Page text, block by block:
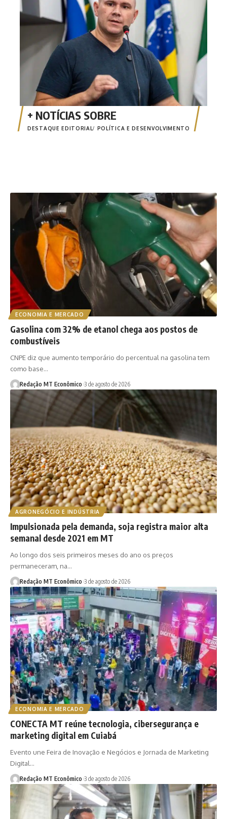
DESTAQUE EDITORIAL POLÍTICA E DESENVOLVIMENTO
ECONOMIA E MERCADO
Gasolina com 32% de etanol chega aos postos de
combustíveis
CNPE diz que aumento temporário do percentual na gasolina tem
como base…
Redação MT Econômico 3 de agosto de 2026
AGRONEGÓCIO E INDÚSTRIA
Impulsionada pela demanda, soja registra maior alta
semanal desde 2021 em MT
Ao longo dos seis primeiros meses do ano os preços
permaneceram, na…
Redação MT Econômico 3 de agosto de 2026
ECONOMIA E MERCADO
CONECTA MT reúne tecnologia, cibersegurança e
marketing digital em Cuiabá
Evento une Feira de Inovação e Negócios e Jornada de Marketing
Digital…
Redação MT Econômico 3 de agosto de 2026